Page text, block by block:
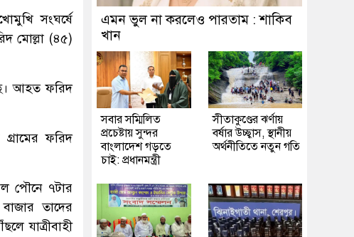
সংঘর্ষে
মোল্লা (৪৫)
আহত ফরিদ
ফরিদ
পৌনে ৭টার
তাদের
যাত্রীবাহী
এমন ভুল না করলেও পারতাম : শাকিব
খান
সবার সম্মিলিত
প্রচেষ্টায় সুন্দর
বাংলাদেশ গড়তে
চাই: প্রধানমন্ত্রী
সীতাকুণ্ডের ঝর্ণায়
বর্ষার উচ্ছ্বাস, স্থানীয়
অর্থনীতিতে নতুন গতি